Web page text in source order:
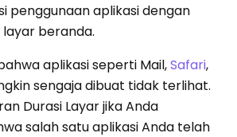
penggunaan aplikasi dengan
beranda.
aplikasi seperti Mail,Safari,
sengaja dibuat tidak terlihat.
Durasi Layar jika Anda
salah satu aplikasi Anda telah